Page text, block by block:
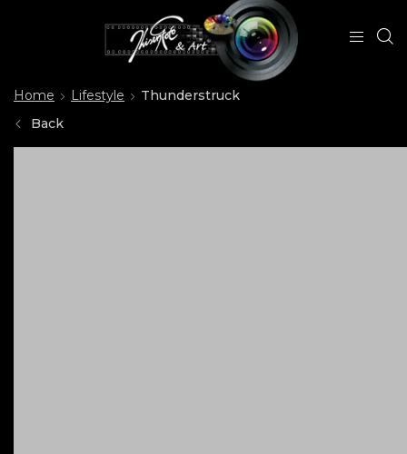
Home Lifestyle
Thunderstruck
Back